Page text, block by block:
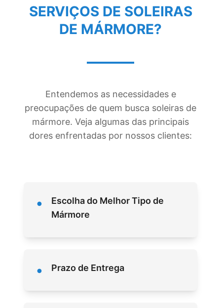
SERVIÇOS DE SOLEIRAS
DE MÁRMORE?
Entendemos as necessidades e
preocupações de quem busca soleiras de
mármore. Veja algumas das principais
dores enfrentadas por nossos clientes:
•
Escolha do Melhor Tipo de
Mármore
• Prazo de Entrega